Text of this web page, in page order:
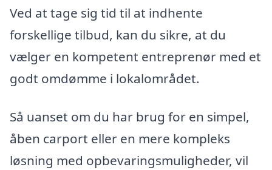
Ved at tage sig tid til at indhente
forskellige tilbud, kan du sikre, at du
vælger en kompetent entreprenør med et
godt omdømme i lokalområdet.
Så uanset om du har brug for en simpel,
åben carport eller en mere kompleks
løsning med opbevaringsmuligheder, vil